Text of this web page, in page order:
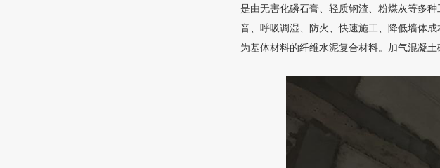
是由无害化磷石膏、轻质钢渣、粉煤灰等多
音、呼吸调湿、防火、快速施工、降低墙体
为基体材料的纤维水泥复合材料。加气混凝土